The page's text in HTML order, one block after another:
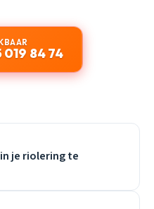
019 84 74
je riolering te